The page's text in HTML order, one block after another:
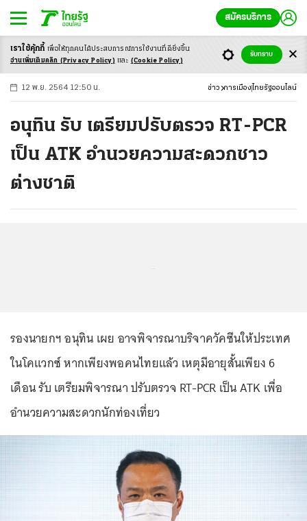
สมัครบริการ
-ก ก ก+
12 พ.ย. 2564 12:50 น. ข่าว การเมือง ไทยรัฐออนไลน์
อนุทิน รับ เตรียมปรับตรวจ RT-PCR
เป็น ATK อำนวยความสะดวกชาว
ต่างชาติ
รองนายกฯ อนุทิน เผย อาจพิจารณาบริจาควัคซีนให้ประเทศ
ในโคแวกซ์ หากเพียงพอคนไทยแล้ว เหตุมีอายุสั้นเพียง 6
เดือน รับ เตรียมพิจารณา ปรับตรวจ RT-PCR เป็น ATK เพื่อ
อำนวยความสะดวกนักท่องเที่ยว
เราใช้คุ้กกี้ เพื่อให้ทุกคนได้ประสบการณ์การใช้งานที่ดียิ่งขึ้น
อ่านเพิ่มเติมคลิก (Privacy Policy) และ (Cookie Policy)
รับทราบ